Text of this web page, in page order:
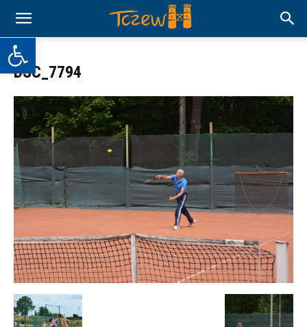
Otwórz pasek narzędzi
DSC_7794